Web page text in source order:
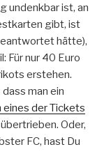
undenkbar ist, an
gibt, ist
hätte),
Für nur 40 Euro
erstehen.
man ein
eines der Tickets
Oder,
FC, hast Du